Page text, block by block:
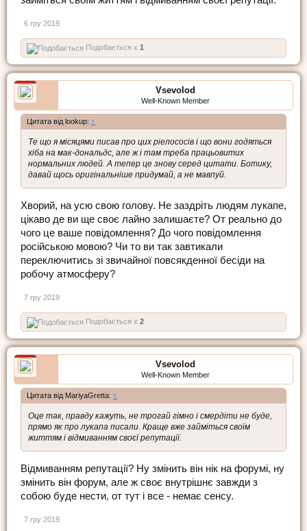
6 гру 2019
Подобається x 1
Vsevolod
Well-Known Member
Цитата від lookup: ↑
Те що я місяцями писав про цих ріелососів і що вони годяться
хіба на мак-дональдс, але ж і там треба працьовитих
нормальних людей. А тепер це знову серед цитати. Ботику,
давай щось оригінальніше придумай, а не мавпуй.
Хворий, на усю свою голову. Не заздріть людям лукапе,
цікаво де ви ще своє лайно залишаєте? От реально до
чого це ваше повідомлення? До чого повідомлення
російською мовою? Чи то ви так завтикали
переключитись зі звичайної повсякденної бесіди на
робочу атмосферу?
7 гру 2019
Подобається x 2
Vsevolod
Well-Known Member
Цитата від MariyaGretta: ↑
Оце так, правду кажуть, не трогай гімно і смердіти не буде,
прямо як про лукапа писали. Краще вже займіться своїм
життям і відмиванням своєї репутації.
Відмиванням репутації? Ну змінить він нік на форумі, ну
змінить він форум, але ж своє внутрішнє завжди з
собою буде нести, от тут і все - немає сенсу.
7 гру 2019